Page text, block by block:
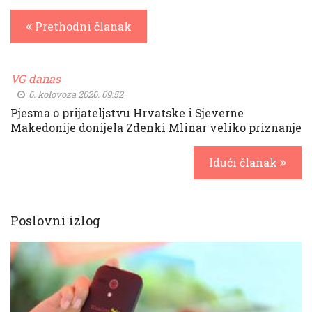
Prethodni članak
VG danas
6. kolovoza 2026. 09:52
Pjesma o prijateljstvu Hrvatske i Sjeverne
Makedonije donijela Zdenki Mlinar veliko priznanje
Idući članak
Poslovni izlog